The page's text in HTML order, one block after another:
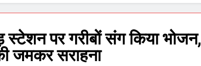
पर गरीबों संग किया भोजन,
जमकर सराहना